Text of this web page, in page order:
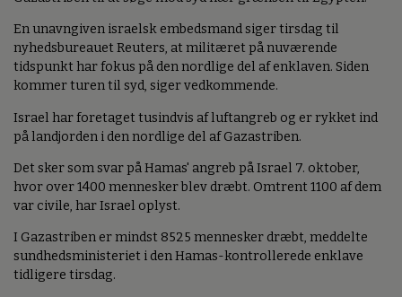
En unavngiven israelsk embedsmand siger tirsdag til
nyhedsbureauet Reuters, at militæret på nuværende
tidspunkt har fokus på den nordlige del af enklaven. Siden
kommer turen til syd, siger vedkommende.
Israel har foretaget tusindvis af luftangreb og er rykket ind
på landjorden i den nordlige del af Gazastriben.
Det sker som svar på Hamas' angreb på Israel 7. oktober,
hvor over 1400 mennesker blev dræbt. Omtrent 1100 af dem
var civile, har Israel oplyst.
I Gazastriben er mindst 8525 mennesker dræbt, meddelte
sundhedsministeriet i den Hamas-kontrollerede enklave
tidligere tirsdag.